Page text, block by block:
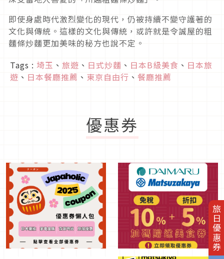
旅日優惠券
即使身處時代激烈變化的現代，仍被持續不變守護著的
文化與傳統。這樣的文化與傳統，或許就是令誠屋的粗
麵條炒麵更加美味的秘方也說不定。
Tags : 埼玉 、 旅遊 、 日式炒麵 、 日本B級美食 、 日本旅
遊 、 日本餐廳推薦 、 東京自由行 、 餐廳推薦
優惠券